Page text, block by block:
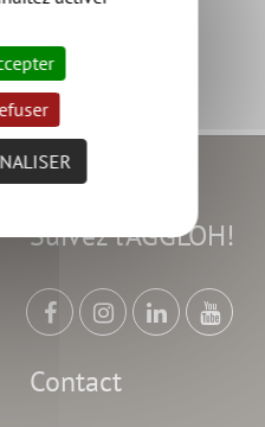
Suivez l'AGGLOH!
Contact